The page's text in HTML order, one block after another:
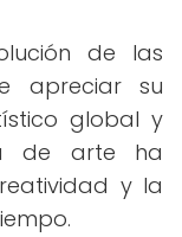
de las
apreciar su
global y
de arte ha
y la